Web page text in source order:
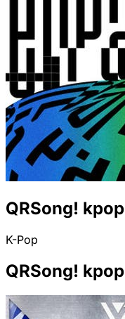
QRSong! kpop
K-Pop
QRSong! kpop